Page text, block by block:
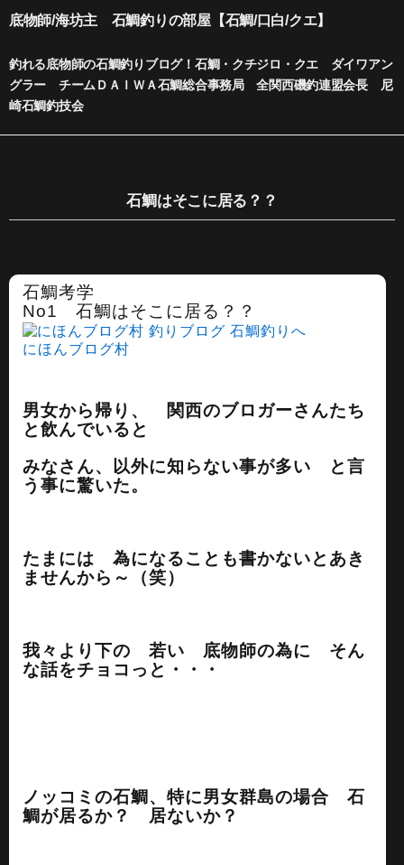
内
容
ス
キ
プ
底物師/海坊主 石鯛釣りの部屋【石鯛/口白/クエ】
釣れる底物師の石鯛釣りブログ！石鯛・クチジロ・クエ ダイワアン
グラー チームＤＡＩＷＡ石鯛総合事務局 全関西磯釣連盟会長 尼
崎石鯛釣技会
石鯛はそこに居る？？
石鯛考学
No1 石鯛はそこに居る？？
にほんブログ村
男女から帰り、 関西のブロガーさんたち
と飲んでいると
みなさん、以外に知らない事が多い と言
う事に驚いた。
たまには 為になることも書かないとあき
ませんから～（笑）
我々より下の 若い 底物師の為に そん
な話をチョコっと・・・
ノッコミの石鯛、特に男女群島の場合 石
鯛が居るか？ 居ないか？